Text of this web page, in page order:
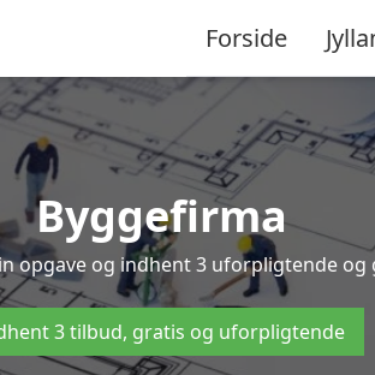
Forside
Byggefirma
opgave og indhent 3 uforpligtende
3 tilbud, gratis og uforpligtende